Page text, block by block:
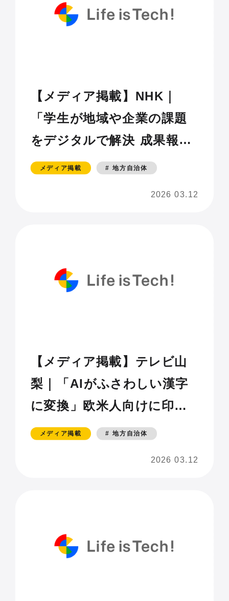
【メディア掲載】NHK｜
「学生が地域や企業の課題
をデジタルで解決 成果報告
会 甲府」
メディア掲載 # 地方自治体
2026 03.12
【メディア掲載】テレビ山
梨｜「AIがふさわしい漢字
に変換」欧米人向けに印鑑
の新サービスなど提案 中
メディア掲載 # 地方自治体
2026 03.12